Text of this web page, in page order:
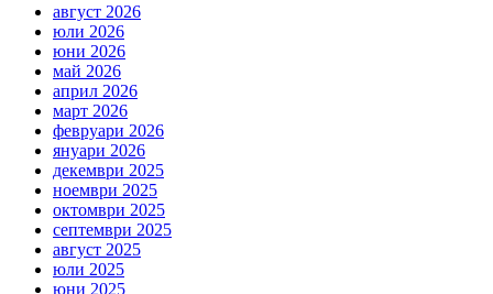
август 2026
юли 2026
юни 2026
май 2026
април 2026
март 2026
февруари 2026
януари 2026
декември 2025
ноември 2025
октомври 2025
септември 2025
август 2025
юли 2025
юни 2025